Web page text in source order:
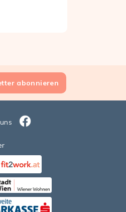
abonnieren
Facebook
Facebook
StadtWien Wiener Wohnen